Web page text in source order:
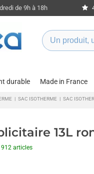
de 9h à 18h
durable Made in France
| SAC ISOTHERME | SAC
13L
articles